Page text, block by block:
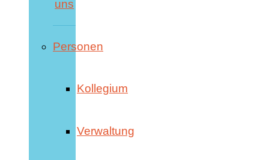
uns
Personen
Kollegium
Verwaltung